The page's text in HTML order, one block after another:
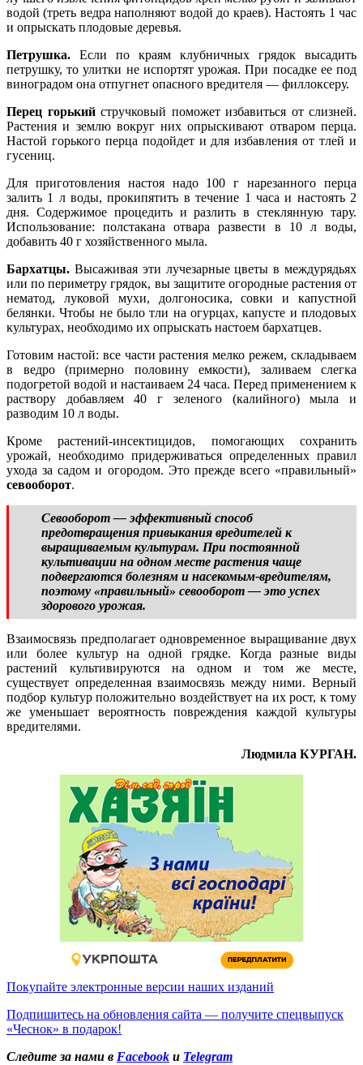
водой (треть ведра наполняют водой до краев). Настоять 1 час
и опрыскать плодовые деревья.
Петрушка. Если по краям клубничных грядок высадить
петрушку, то улитки не испортят урожая. При посадке ее под
виноградом она отпугнет опасного вредителя — филлоксеру.
Перец горькийстручковый поможет избавиться от слизней.
Растения и землю вокруг них опрыскивают отваром перца.
Настой горького перца подойдет и для избавления от тлей и
гусениц.
Для приготовления настоя надо 100 г нарезанного перца
залить 1 л воды, прокипятить в течение 1 часа и настоять 2
дня. Содержимое процедить и разлить в стеклянную тару.
Использование: полстакана отвара развести в 10 л воды,
добавить 40 г хозяйственного мыла.
Бархатцы. Высаживая эти лучезарные цветы в междурядьях
или по периметру грядок, вы защитите огородные растения от
нематод, луковой мухи, долгоносика, совки и капустной
белянки. Чтобы не было тли на огурцах, капусте и плодовых
культурах, необходимо их опрыскать настоем бархатцев.
Готовим настой: все части растения мелко режем, складываем
в ведро (примерно половину емкости), заливаем слегка
подогретой водой и настаиваем 24 часа. Перед применением к
раствору добавляем 40 г зеленого (калийного) мыла и
разводим 10 л воды.
Кроме растений-инсектицидов, помогающих сохранить
урожай, необходимо придерживаться определенных правил
ухода за садом и огородом. Это прежде всего «правильный»
севооборот.
Севооборот — эффективный способ
предотвращения привыкания вредителей к
выращиваемым культурам. При постоянной
культивации на одном месте растения чаще
подвергаются болезням и насекомым-вредителям,
поэтому «правильный» севооборот — это успех
здорового урожая.
Взаимосвязь предполагает одновременное выращивание двух
или более культур на одной грядке. Когда разные виды
растений культивируются на одном и том же месте,
существует определенная взаимосвязь между ними. Верный
подбор культур положительно воздействует на их рост, к тому
же уменьшает вероятность повреждения каждой культуры
вредителями.
Людмила КУРГАН.
Покупайте электронные версии наших изданий
Подпишитесь на обновления сайта — получите спецвыпуск
«Чеснок» в подарок!
Следите за нами в Facebook и Telegram